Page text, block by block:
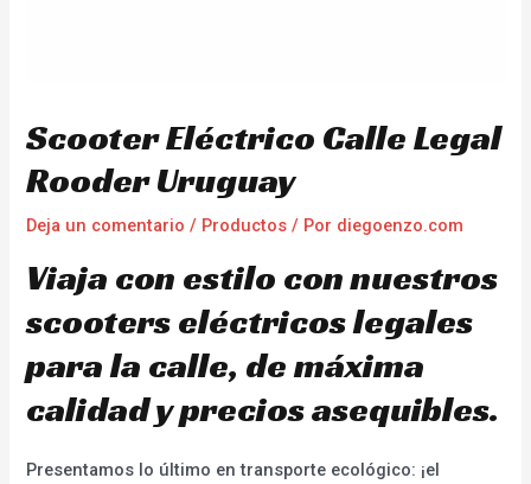
Scooter Eléctrico Calle Legal
Rooder Uruguay
Deja un comentario / Productos / Por diegoenzo.com
Viaja con estilo con nuestros
scooters eléctricos legales
para la calle, de máxima
calidad y precios asequibles.
Presentamos lo último en transporte ecológico: ¡el